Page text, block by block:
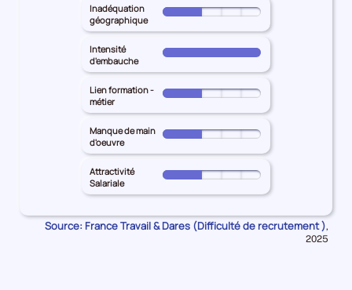
DE
LA
LOIRE
pour
les
travail
25%
territoire
DE
LA
LOIRE
pour
les
l'emploi
25%
Inadéquation
géographique
Pour
le
territoire
DE
LA
LOIRE
pour
les
25%
Intensité
d'embauche
Pour
le
territoire
DE
LA
LOIRE
pour
Intensité
Lien formation -
métier
Pour
le
territoire
DE
LA
LOIRE
pour
Manque de main
d'oeuvre
Pour
le
territoire
DE
Attractivité
Salariale
Pour
le
territoire
principal
Source: France Travail & Dares (Difficulté de recrutement ),
2025